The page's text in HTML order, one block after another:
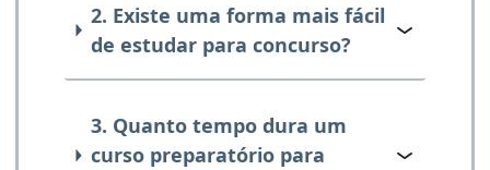
2. Existe uma forma mais fácil
de estudar para concurso?
3. Quanto tempo dura um
curso preparatório para